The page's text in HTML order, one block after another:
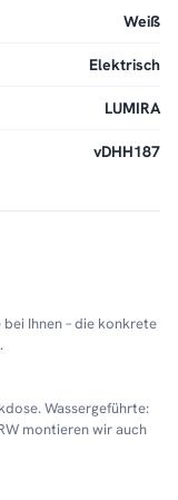
Weiß
Elektrisch
LUMIRA
vDHH187
Ihnen – die konkrete
Wassergeführte:
montieren wir auch